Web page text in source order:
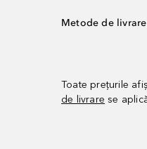
Metode de livrare
Toate prețurile
de livrare se